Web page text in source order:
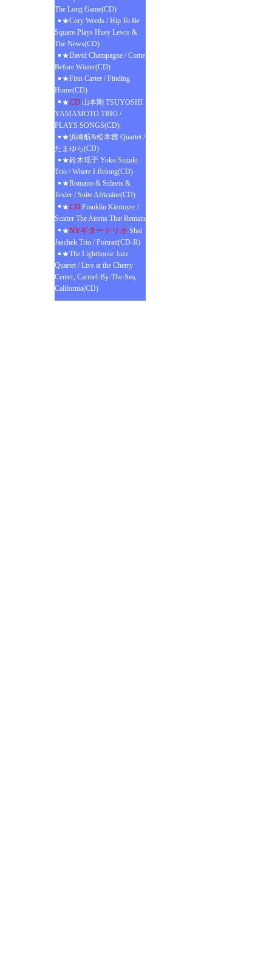
The Long Game(CD)
★Cory Weeds / Hip To Be
Square-Plays Huey Lewis &
The News(CD)
★David Champagne / Come
Before Winter(CD)
★Finn Carter / Finding
Home(CD)
★CD 山本剛 TSUYOSHI
YAMAMOTO TRIO /
PLAYS SONGS(CD)
★浜崎航&松本茜 Quartet /
たまゆら(CD)
★鈴木瑶子 Yoko Suzuki
Trio / Where I Belong(CD)
★Romano & Sclavis &
Texier / Suite Africaine(CD)
★CD Franklin Kiermyer /
Scatter The Atoms That Remain
★NYギタートリオ Shai
Jaschek Trio / Portrait(CD-R)
★The Lighthouse Jazz
Quartet / Live at the Cherry
Center, Carmel-By-The-Sea,
California(CD)